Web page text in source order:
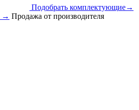
Подобрать комплектующие→
→ Продажа от производителя